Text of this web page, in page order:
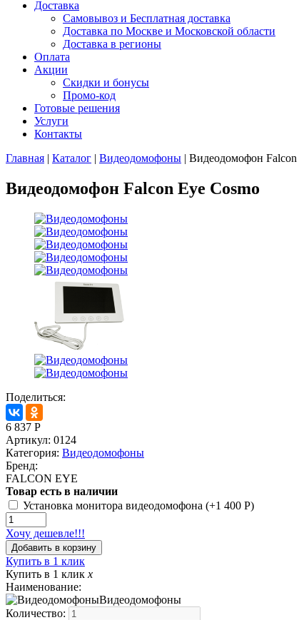
Доставка
Самовывоз и Бесплатная доставка
Доставка по Москве и Московской области
Доставка в регионы
Оплата
Акции
Скидки и бонусы
Промо-код
Готовые решения
Услуги
Контакты
Главная | Каталог | Видеодомофоны | Видеодомофон Falcon
Видеодомофон Falcon Eye Cosmo
Поделиться:
6 837 Р
Артикул: 0124
Категория: Видеодомофоны
Бренд:
FALCON EYE
Товар есть в наличии
Установка монитора видеодомофона (+1 400 Р)
Хочу дешевле!!!
Купить в 1 клик
Купить в 1 клик x
Наименование:
Видеодомофоны
Количество: